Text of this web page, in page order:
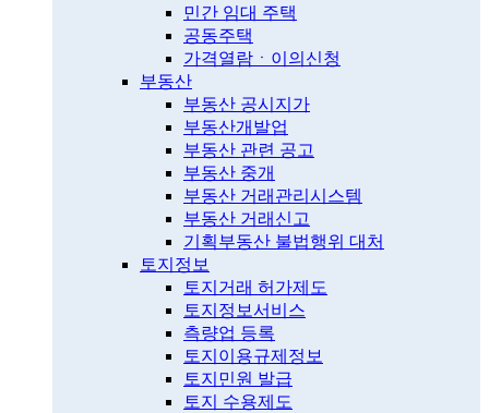
민간 임대 주택
공동주택
가격열람ㆍ이의신청
부동산
부동산 공시지가
부동산개발업
부동산 관련 공고
부동산 중개
부동산 거래관리시스템
부동산 거래신고
기획부동산 불법행위 대처
토지정보
토지거래 허가제도
토지정보서비스
측량업 등록
토지이용규제정보
토지민원 발급
토지 수용제도